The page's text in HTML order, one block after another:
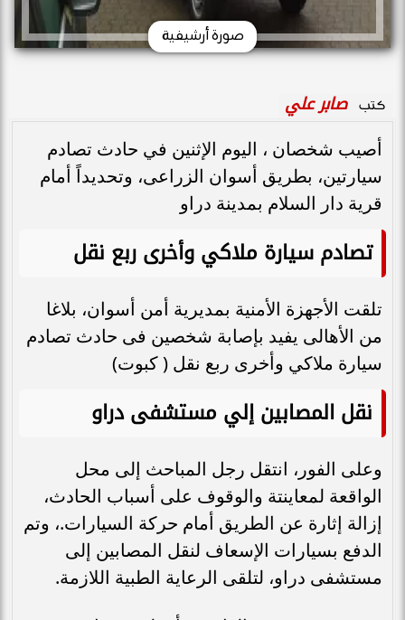
صورة أرشيفية
كتب صابر علي
أصيب شخصان ، اليوم الإثنين في حادث تصادم
سيارتين، بطريق أسوان الزراعى، وتحديداً أمام
قرية دار السلام بمدينة دراو
تصادم سيارة ملاكي وأخرى ربع نقل
تلقت الأجهزة الأمنية بمديرية أمن أسوان، بلاغا
من الأهالى يفيد بإصابة شخصين فى حادث تصادم
سيارة ملاكي وأخرى ربع نقل ( كبوت)
نقل المصابين إلي مستشفى دراو
وعلى الفور، انتقل رجل المباحث إلى محل
الواقعة لمعاينتة والوقوف على أسباب الحادث،
إزالة إثارة عن الطريق أمام حركة السيارات.، وتم
الدفع بسيارات الإسعاف لنقل المصابين إلى
مستشفى دراو، لتلقى الرعاية الطبية اللازمة.